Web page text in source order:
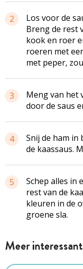
2
Los voor de
Breng de rest
kook en roer
roeren met
met peper,
3
Meng van het
door de saus
4
Snij de ham in
de kaassaus.
5
Schep alles in
rest van de
kleuren in de
groene sla.
Meer